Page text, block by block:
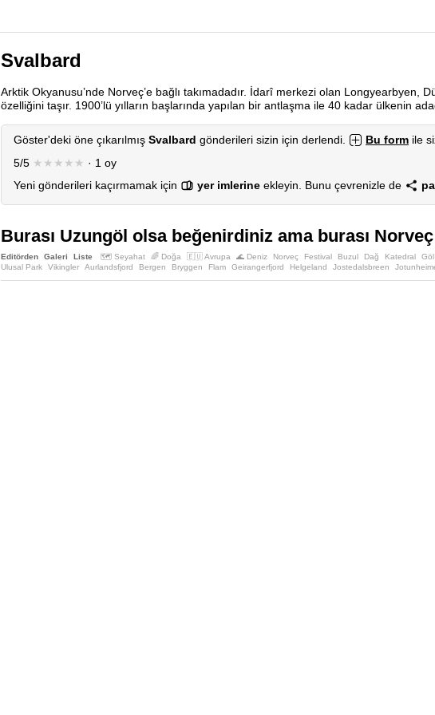
Svalbard
Arktik Okyanusu’nde Norveç’e bağlı takımadadır. İdarî merkezi olan
özelliğini taşır. 1900’lü yılların başlarında yapılan bir antlaşma ile 40 kadar ülkenin
Göster'deki öne çıkarılmış Svalbard gönderileri sizin için derlendi. Bu form ile
5/5 ★★★★★ · 1 oy
Yeni gönderileri kaçırmamak için
yer imlerine ekleyin. Bunu çevrenizle de
Burası Uzungöl olsa beğenirdiniz ama burası
Editörden Galeri Liste 🗺️ Seyahat 🌈 Doğa 🇪🇺 Avrupa 🌊 Deniz Norveç Festival Buzul Dağ Katedral Göl
Ulusal Park
Vikingler Aurlandsfjord Bergen Bryggen Flam Geirangerfjord Helgeland Jostedalsbreen